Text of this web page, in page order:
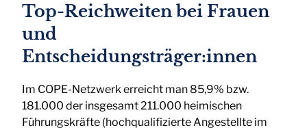
Top-Reichweiten bei Frauen
und
Entscheidungsträger:innen
Im COPE-Netzwerk erreicht man 85,9% bzw.
181.000 der insgesamt 211.000 heimischen
Führungskräfte (hochqualifizierte Angestellte im